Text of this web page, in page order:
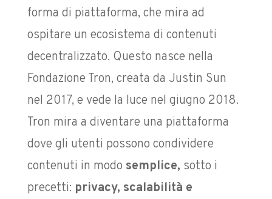
forma di piattaforma, che mira ad
ospitare un ecosistema di contenuti
decentralizzato. Questo nasce nella
Fondazione Tron, creata da Justin Sun
nel 2017, e vede la luce nel giugno 2018.
Tron mira a diventare una piattaforma
dove gli utenti possono condividere
contenuti in modo semplice, sotto i
precetti: privacy, scalabilità e